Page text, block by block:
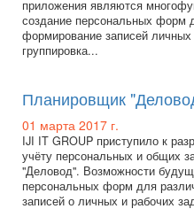
приложения являются
создание персональных форм
формирование записей
группировка...
Планировщик
01 марта 2017 г.
IJI IT GROUP приступило к
учёту персональных и общих
"Деловод". Возможности
персональных форм для
записей о личных и рабочих